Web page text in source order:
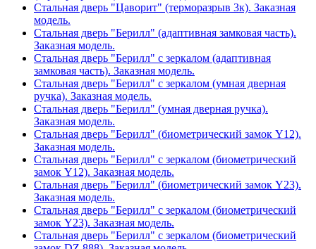
Стальная дверь "Цаворит" (терморазрыв 3к). Заказная
модель.
Стальная дверь "Берилл" (адаптивная замковая часть).
Заказная модель.
Стальная дверь "Берилл" с зеркалом (адаптивная
замковая часть). Заказная модель.
Стальная дверь "Берилл" с зеркалом (умная дверная
ручка). Заказная модель.
Стальная дверь "Берилл" (умная дверная ручка).
Заказная модель.
Стальная дверь "Берилл" (биометрический замок Y12).
Заказная модель.
Стальная дверь "Берилл" с зеркалом (биометрический
замок Y12). Заказная модель.
Стальная дверь "Берилл" (биометрический замок Y23).
Заказная модель.
Стальная дверь "Берилл" с зеркалом (биометрический
замок Y23). Заказная модель.
Стальная дверь "Берилл" с зеркалом (биометрический